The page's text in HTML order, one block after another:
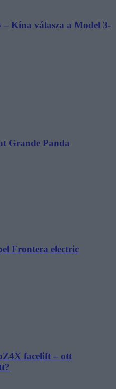
Kína válasza a Model 3-
Grande Panda
Frontera electric
facelift – ott